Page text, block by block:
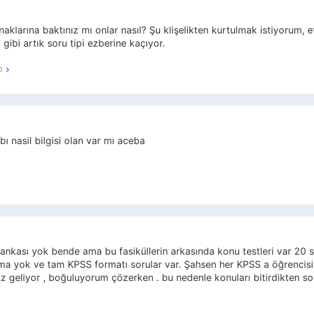
baktınız mı onlar nasıl? Şu klişelikten kurtulmak istiyorum,
gibi artık soru tipi ezberine kaçıyor.
nasil bilgisi olan var mı aceba
yok bende ama bu fasiküllerin arkasında konu testleri var 20
yok ve tam KPSS formatı sorular var. Şahsen her KPSS a
geliyor , boğuluyorum çözerken . bu nedenle konuları bitirdikten